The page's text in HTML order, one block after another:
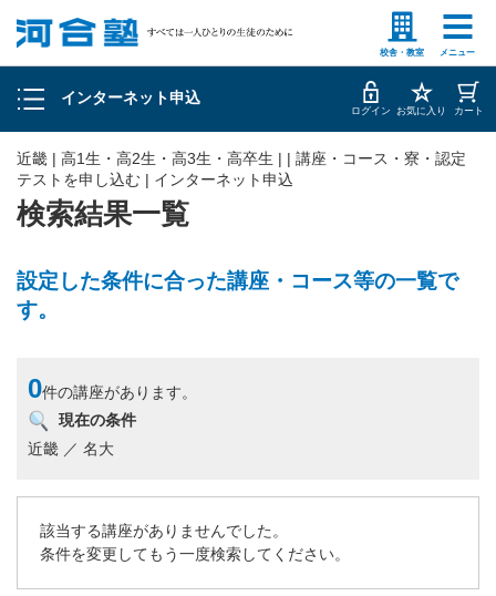
校舎・教室 メニュー
塾生の方 高等学校の先生
インターネット申込
申込履歴の確認
お客様情報の確認・変更 ログイン お気に入り カート
検索結果一覧
近畿 | 高1生・高2生・高3生・高卒生 | | 講座・コース・寮・認定
テストを申し込む | インターネット申込
設定した条件に合った講座・コース等の一覧で
す。
0件の講座があります。
現在の条件
近畿 ／ 名大
該当する講座がありませんでした。
条件を変更してもう一度検索してください。